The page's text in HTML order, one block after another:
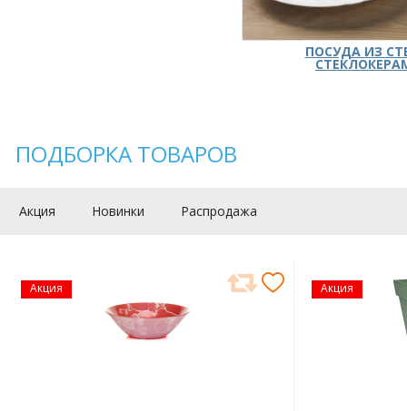
ПОСУДА ИЗ
ПОДБОРКА ТОВАРОВ
Акция Новинки Распродажа
Акция Акция